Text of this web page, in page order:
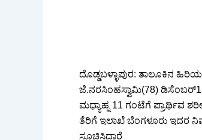
ದೊಡ್ಡಬಳ್ಳಾಪುರ: ತಾಲೂಕಿನ
ಜೆ.ನರಸಿಂಹಸ್ವಾಮಿ(78)
ಮಧ್ಯಾಹ್ನ 11 ಗಂಟೆಗೆ ಪ್ರಾರ್ಥಿವ
ತೆರಿಗೆ ಇಲಾಖೆ ಬೆಂಗಳೂರು ಇದರ
ಸೂಚಿಸಿದ್ದಾರೆ